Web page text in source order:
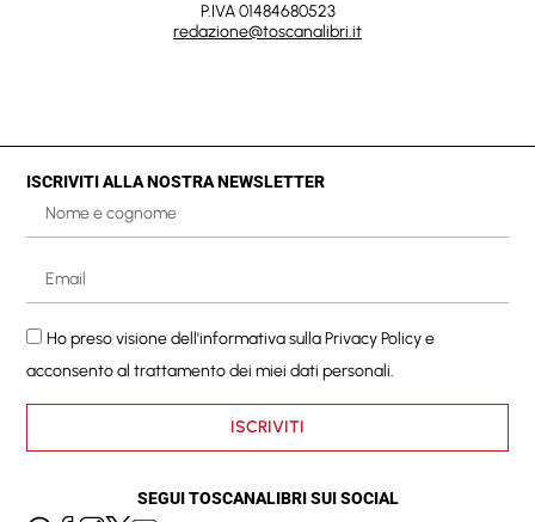
P.IVA 01484680523
redazione@toscanalibri.it
ISCRIVITI ALLA NOSTRA NEWSLETTER
Ho preso visione dell'informativa sullaPrivacy Policye
acconsento al trattamento dei miei dati personali.
ISCRIVITI
SEGUI TOSCANALIBRI SUI SOCIAL